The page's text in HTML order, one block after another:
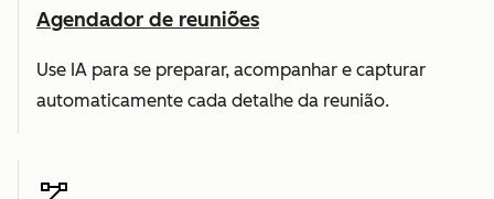
Agendador de reuniões
Use IA para se preparar, acompanhar e capturar
automaticamente cada detalhe da reunião.